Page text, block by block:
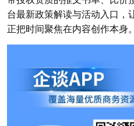
台最新政策解读与活动入口，
正把时间聚焦在内容创作本身。